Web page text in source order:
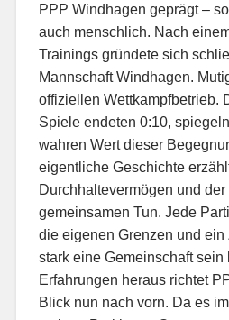
PPP Windhagen geprägt –
auch menschlich. Nach
Trainings gründete sich
Mannschaft Windhagen.
offiziellen Wettkampfbetrieb.
Spiele endeten 0:10,
wahren Wert dieser
eigentliche Geschichte
Durchhaltevermögen und
gemeinsamen Tun. Jede
die eigenen Grenzen und ein
stark eine Gemeinschaft sein
Erfahrungen heraus richtet
Blick nun nach vorn. Da es